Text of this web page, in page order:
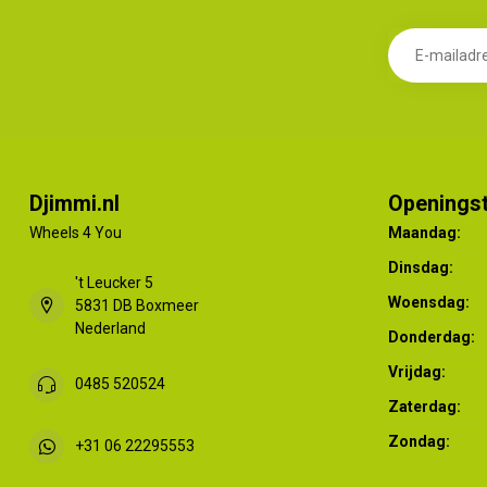
Djimmi.nl
Wheels 4 You
't Leucker 5
5831 DB Boxmeer
Nederland
0485 520524
+31 06 22295553
Maandag:
Dinsdag:
Woensdag:
Donderdag:
Vrijdag:
Zaterdag:
Zondag: